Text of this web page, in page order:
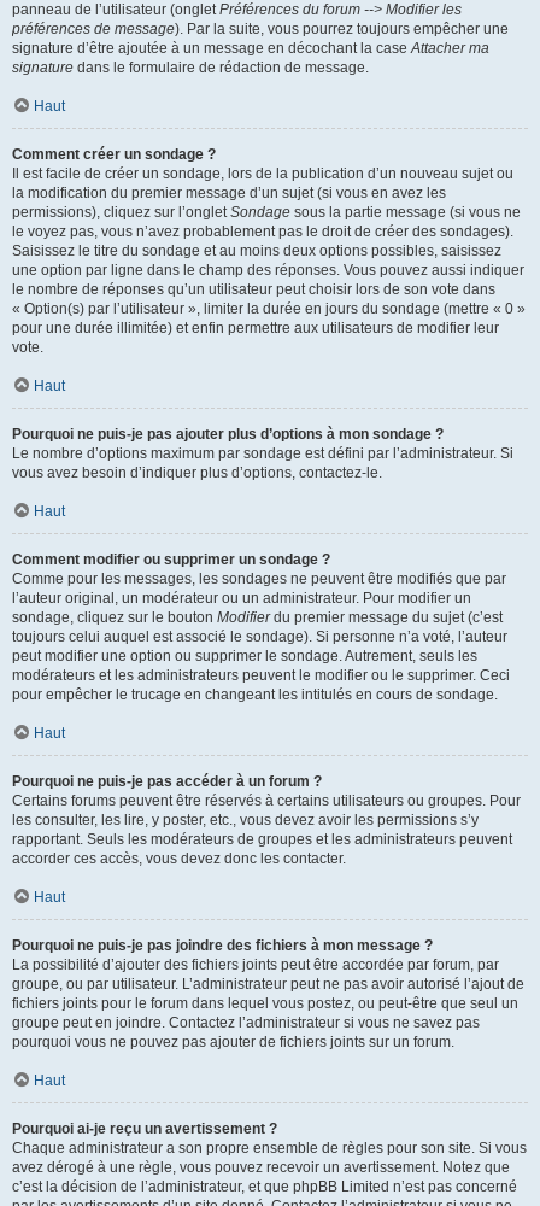
panneau de l’utilisateur (ongletPréférences du forum --> Modifier les
préférences de message). Par la suite, vous pourrez toujours empêcher une
signature d’être ajoutée à un message en décochant la caseAttacher ma
signature dans le formulaire de rédaction de message.
Haut
Comment créer un sondage ?
Il est facile de créer un sondage, lors de la publication d’un nouveau sujet ou
la modification du premier message d’un sujet (si vous en avez les
permissions), cliquez sur l’ongletSondage sous la partie message (si vous ne
le voyez pas, vous n’avez probablement pas le droit de créer des sondages).
Saisissez le titre du sondage et au moins deux options possibles, saisissez
une option par ligne dans le champ des réponses. Vous pouvez aussi indiquer
le nombre de réponses qu’un utilisateur peut choisir lors de son vote dans
« Option(s) par l’utilisateur », limiter la durée en jours du sondage (mettre « 0 »
pour une durée illimitée) et enfin permettre aux utilisateurs de modifier leur
vote.
Haut
Pourquoi ne puis-je pas ajouter plus d’options à mon sondage ?
Le nombre d’options maximum par sondage est défini par l’administrateur. Si
vous avez besoin d’indiquer plus d’options, contactez-le.
Haut
Comment modifier ou supprimer un sondage ?
Comme pour les messages, les sondages ne peuvent être modifiés que par
l’auteur original, un modérateur ou un administrateur. Pour modifier un
sondage, cliquez sur le bouton Modifierdu premier message du sujet (c’est
toujours celui auquel est associé le sondage). Si personne n’a voté, l’auteur
peut modifier une option ou supprimer le sondage. Autrement, seuls les
modérateurs et les administrateurs peuvent le modifier ou le supprimer. Ceci
pour empêcher le trucage en changeant les intitulés en cours de sondage.
Haut
Pourquoi ne puis-je pas accéder à un forum ?
Certains forums peuvent être réservés à certains utilisateurs ou groupes. Pour
les consulter, les lire, y poster, etc., vous devez avoir les permissions s’y
rapportant. Seuls les modérateurs de groupes et les administrateurs peuvent
accorder ces accès, vous devez donc les contacter.
Haut
Pourquoi ne puis-je pas joindre des fichiers à mon message ?
La possibilité d’ajouter des fichiers joints peut être accordée par forum, par
groupe, ou par utilisateur. L’administrateur peut ne pas avoir autorisé l’ajout de
fichiers joints pour le forum dans lequel vous postez, ou peut-être que seul un
groupe peut en joindre. Contactez l’administrateur si vous ne savez pas
pourquoi vous ne pouvez pas ajouter de fichiers joints sur un forum.
Haut
Pourquoi ai-je reçu un avertissement ?
Chaque administrateur a son propre ensemble de règles pour son site. Si vous
avez dérogé à une règle, vous pouvez recevoir un avertissement. Notez que
c’est la décision de l’administrateur, et que phpBB Limited n’est pas concerné